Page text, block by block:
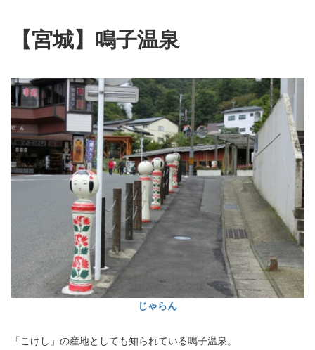
【宮城】鳴子温泉
じゃらん
「こけし」の産地としても知られている鳴子温泉。